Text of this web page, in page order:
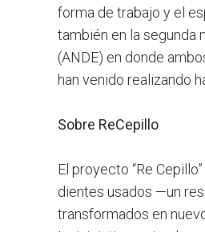
forma de trabajo y el
también en la segunda
(ANDE) en donde
han venido realizando
Sobre ReCepillo
El proyecto “Re
dientes usados —un
transformados en